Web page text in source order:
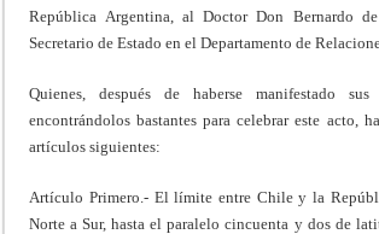
República Argentina, al Doctor Don Bernardo
Secretario de Estado en el Departamento de
Quienes, después de haberse manifestado
encontrándolos bastantes para celebrar este acto,
artículos siguientes:
Artículo Primero.- El límite entre Chile y la
Norte a Sur, hasta el paralelo cincuenta y dos de